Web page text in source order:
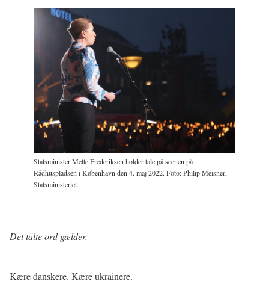
Statsminister Mette Frederiksen holder tale på scenen på
Rådhuspladsen i København den 4. maj 2022. Foto: Philip Meisner,
Statsministeriet.
Det talte ord gælder.
Kære danskere. Kære ukrainere.